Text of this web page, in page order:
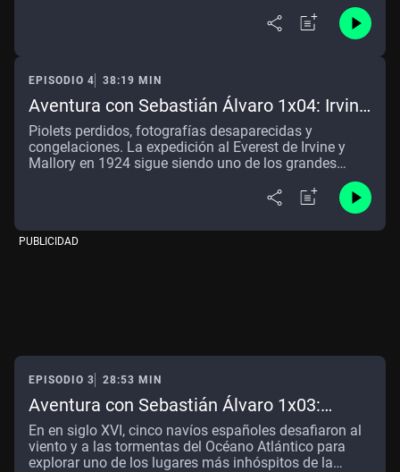
EPISODIO 4 38:19 MIN
Aventura con Sebastián Álvaro 1x04: Irvine
y Mallory
Piolets perdidos, fotografías desaparecidas y
congelaciones. La expedición al Everest de Irvine y
Mallory en 1924 sigue siendo uno de los grandes
PUBLICIDAD
EPISODIO 3 28:53 MIN
Aventura con Sebastián Álvaro 1x03:
Sarmiento de Gamboa y el Estrecho de
Magallanes
En en siglo XVI, cinco navíos españoles desafiaron al
viento y a las tormentas del Océano Atlántico para
explorar uno de los lugares más inhóspitos de la